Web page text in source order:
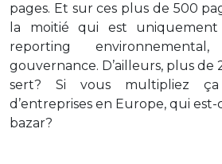
pages. Et sur ces plus de 500
la moitié qui est
reporting
gouvernance. D’ailleurs, plus de
sert? Si vous multipliez
d’entreprises en Europe, qui
bazar?